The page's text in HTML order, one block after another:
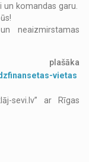
un komandas garu.
neaizmirstamas
vietas
sevi.lv” ar Rīgas